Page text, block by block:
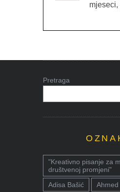
mjeseci,
Pretraga
"Kreativno pisanje za
društvenoj promjeni"
Adisa Bašić
Ahmed